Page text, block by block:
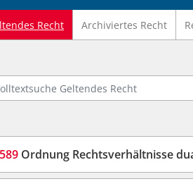
Recht Archiviertes Recht
Geltendes Recht
Ordnung Rechtsverhältnisse